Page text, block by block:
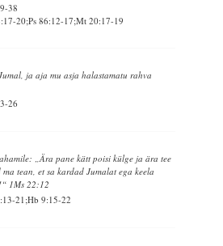
38
20;Ps 86:12-17;Mt 20:17-19
ja aja mu asja halastamatu rahva
26
„Ära pane kätt poisi külge ja ära tee
tean, et sa kardad Jumalat ega keela
1Ms 22:12
21;Hb 9:15-22